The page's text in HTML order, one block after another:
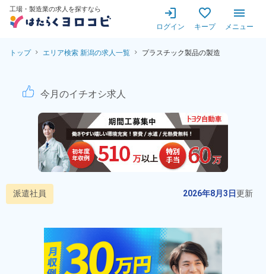
工場・製造業の求人を探すなら
ログイン キープ メニュー
トップ エリア検索 新潟の求人一覧 プラスチック製品の製造
プラスチック製品製造のお
今月のイチオシ求人
派遣社員 2026年8月3日更新